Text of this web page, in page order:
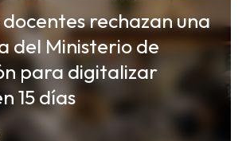
rechazan una
del Ministerio de
para digitalizar
15 días